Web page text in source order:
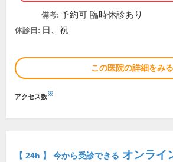
備考: 予約可 臨時休診あり
休診日: 日、祝
この医院の詳細をみる
アクセス数※
【 24h 】 今から受診できる オンライ